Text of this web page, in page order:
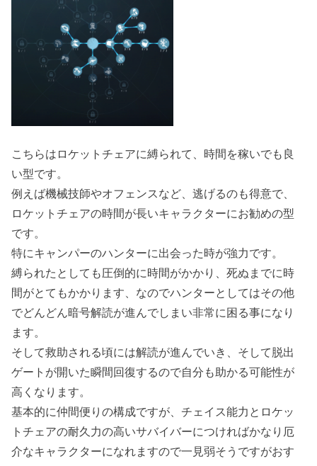
こちらはロケットチェアに縛られて、時間を稼いでも良
い型です。
例えば機械技師やオフェンスなど、逃げるのも得意で、
ロケットチェアの時間が長いキャラクターにお勧めの型
です。
特にキャンパーのハンターに出会った時が強力です。
縛られたとしても圧倒的に時間がかかり、死ぬまでに時
間がとてもかかります、なのでハンターとしてはその他
でどんどん暗号解読が進んでしまい非常に困る事になり
ます。
そして救助される頃には解読が進んでいき、そして脱出
ゲートが開いた瞬間回復するので自分も助かる可能性が
高くなります。
基本的に仲間便りの構成ですが、チェイス能力とロケッ
トチェアの耐久力の高いサバイバーにつければかなり厄
介なキャラクターになれますので一見弱そうですがおす